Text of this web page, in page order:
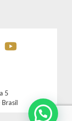
5
Brasil